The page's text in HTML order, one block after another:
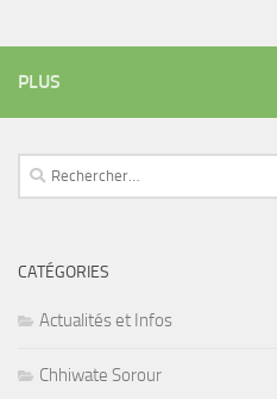
PLUS
Rechercher :
CATÉGORIES
Actualités et Infos
Chhiwate Sorour